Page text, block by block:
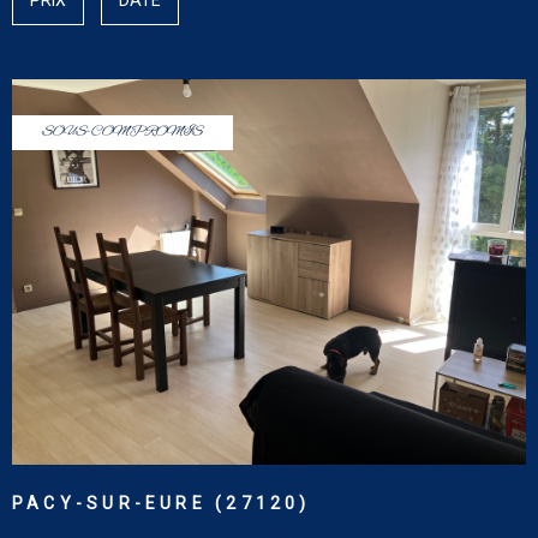
PACY-SUR-EURE (27120)
SOUS-COMPROMIS
VOIR LE BIEN
PIÈCES
CRITÈRES SUPPLÉMENTAIRES
Parking
Terrasse